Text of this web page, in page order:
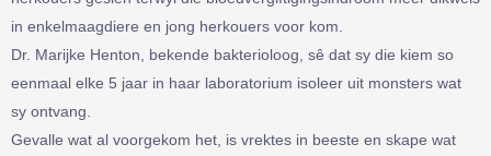
in enkelmaagdiere en jong herkouers voor kom.
Dr. Marijke Henton, bekende bakterioloog, sê dat sy die kiem so
eenmaal elke 5 jaar in haar laboratorium isoleer uit monsters wat
sy ontvang.
Gevalle wat al voorgekom het, is vrektes in beeste en skape wat